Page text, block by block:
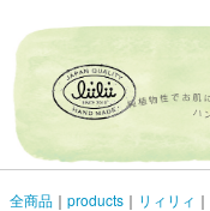
全商品 products リィリィ